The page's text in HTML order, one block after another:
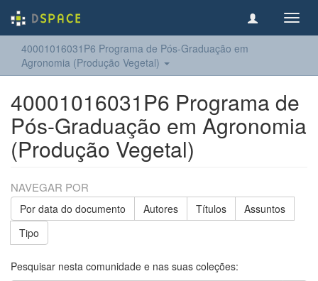
40001016031P6 Programa de Pós-Graduação em
Agronomia (Produção Vegetal)
40001016031P6 Programa de
Pós-Graduação em Agronomia
(Produção Vegetal)
NAVEGAR POR
Por data do documento Autores Títulos
Assuntos
Tipo
Pesquisar nesta comunidade e nas suas coleções: